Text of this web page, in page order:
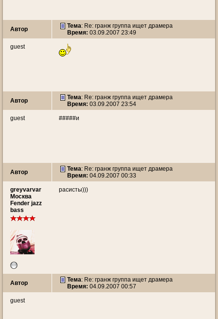
Автор Тема: Re: гранж группа ищет драмера
Время: 03.09.2007 23:49
guest
Автор Тема: Re: гранж группа ищет драмера
Время: 03.09.2007 23:54
guest #####и
Автор Тема: Re: гранж группа ищет драмера
Время: 04.09.2007 00:33
greyvarvar
Москва
Fender jazz
bass
расисты)))
Автор Тема: Re: гранж группа ищет драмера
Время: 04.09.2007 00:57
guest